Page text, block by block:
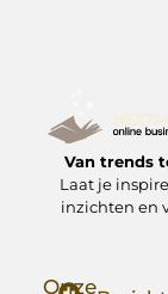
Van trends
Laat je
inzichten en
Onze